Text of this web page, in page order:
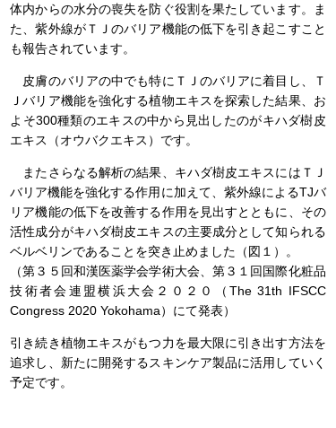
体内からの水分の喪失を防ぐ役割を果たしています。ま
た、紫外線がＴＪのバリア機能の低下を引き起こすこと
も報告されています。
皮膚のバリアの中でも特にＴＪのバリアに着目し、Ｔ
Ｊバリア機能を強化する植物エキスを探索した結果、お
よそ300種類のエキスの中から見出したのがキハダ樹皮
エキス（オウバクエキス）です。
またさらなる解析の結果、キハダ樹皮エキスにはＴＪ
バリア機能を強化する作用に加えて、紫外線によるTJバ
リア機能の低下を改善する作用を見出すとともに、その
活性成分がキハダ樹皮エキスの主要成分として知られる
ベルベリンであることを突き止めました（図１）。
（第３５回和漢医薬学会学術大会、第３１回国際化粧品
技術者会連盟横浜大会２０２０（The 31th IFSCC
Congress 2020 Yokohama）にて発表）
引き続き植物エキスがもつ力を最大限に引き出す方法を
追求し、新たに開発するスキンケア製品に活用していく
予定です。